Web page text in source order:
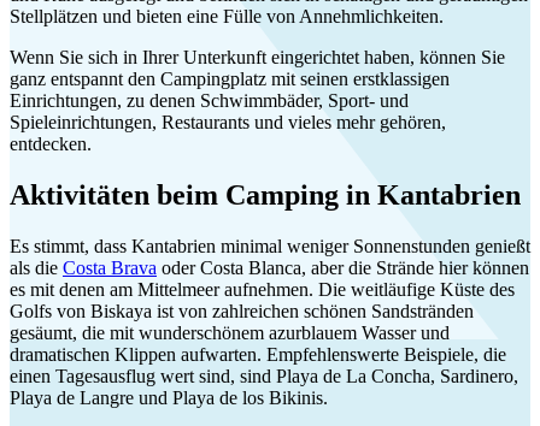
Stellplätzen und bieten eine Fülle von Annehmlichkeiten.
Wenn Sie sich in Ihrer Unterkunft eingerichtet haben, können Sie
ganz entspannt den Campingplatz mit seinen erstklassigen
Einrichtungen, zu denen Schwimmbäder, Sport- und
Spieleinrichtungen, Restaurants und vieles mehr gehören,
entdecken.
Aktivitäten beim Camping in Kantabrien
Es stimmt, dass Kantabrien minimal weniger Sonnenstunden genießt
als die Costa Brava oder Costa Blanca, aber die Strände hier können
es mit denen am Mittelmeer aufnehmen. Die weitläufige Küste des
Golfs von Biskaya ist von zahlreichen schönen Sandstränden
gesäumt, die mit wunderschönem azurblauem Wasser und
dramatischen Klippen aufwarten. Empfehlenswerte Beispiele, die
einen Tagesausflug wert sind, sind Playa de La Concha, Sardinero,
Playa de Langre und Playa de los Bikinis.